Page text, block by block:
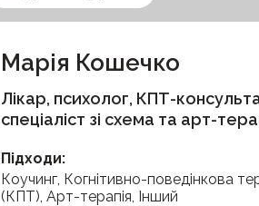
Марія Кошечко
Лікар, психолог, КПТ-
спеціаліст зі схема та арт-
Підходи:
Коучинг, Когнітивно-поведінкова терапія
(КПТ), Арт-терапія, Інший